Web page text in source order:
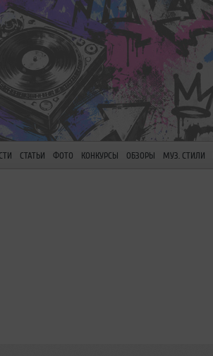
СТАТЬИ ФОТО КОНКУРСЫ ОБЗОРЫ МУЗ. СТИЛИ